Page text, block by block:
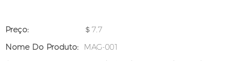
Preço:
＄7.7
Nome Do Produto:
MAG-001